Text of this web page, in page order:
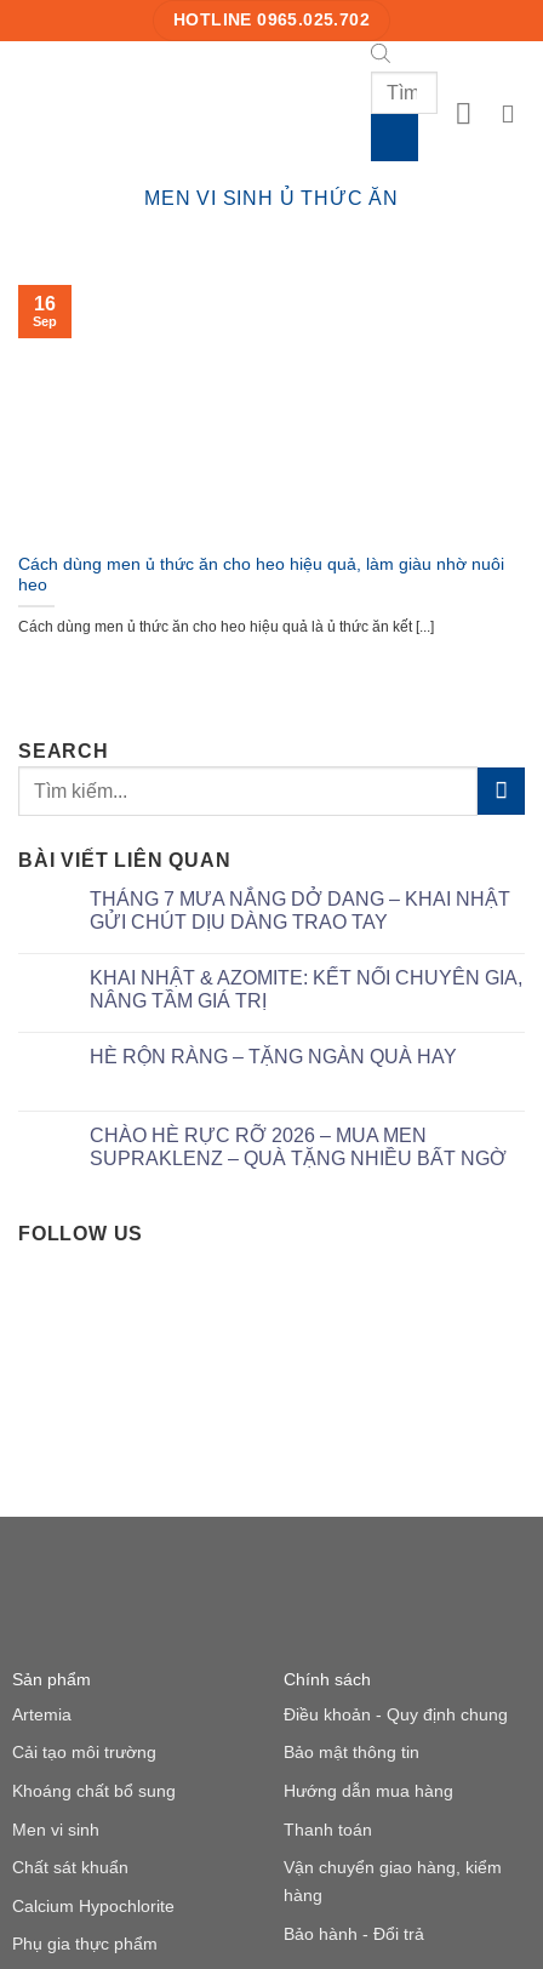
to
HOTLINE 0965.025.702
Products
search
MEN VI SINH Ủ THỨC ĂN
Cách dùng men ủ thức ăn cho heo hiệu quả, làm giàu nhờ nuôi
heo
Cách dùng men ủ thức ăn cho heo hiệu quả là ủ thức ăn kết [...]
16
Sep
SEARCH
BÀI VIẾT LIÊN QUAN
THÁNG 7 MƯA NẮNG DỞ DANG – KHAI NHẬT
GỬI CHÚT DỊU DÀNG TRAO TAY
KHAI NHẬT & AZOMITE: KẾT NỐI CHUYÊN GIA,
NÂNG TẦM GIÁ TRỊ
HÈ RỘN RÀNG – TẶNG NGÀN QUÀ HAY
CHÀO HÈ RỰC RỠ 2026 – MUA MEN
SUPRAKLENZ – QUÀ TẶNG NHIỀU BẤT NGỜ
FOLLOW US
Sản phẩm
Artemia
Cải tạo môi trường
Khoáng chất bổ sung
Men vi sinh
Chất sát khuẩn
Calcium Hypochlorite
Phụ gia thực phẩm
Chính sách
Điều khoản - Quy định chung
Bảo mật thông tin
Hướng dẫn mua hàng
Thanh toán
Vận chuyển giao hàng, kiểm
hàng
Bảo hành - Đổi trả